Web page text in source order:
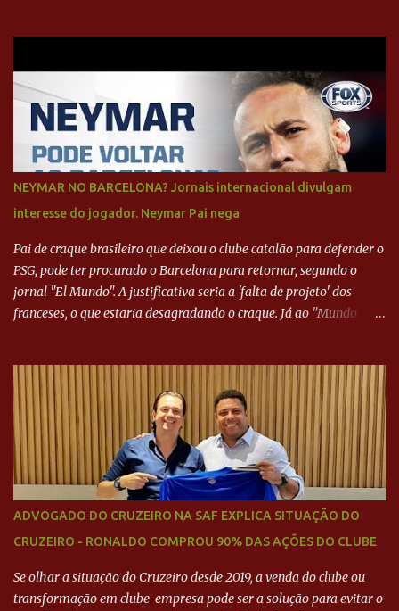
NEYMAR NO BARCELONA? Jornais internacional divulgam
interesse do jogador. Neymar Pai nega
Pai de craque brasileiro que deixou o clube catalão para defender o
PSG, pode ter procurado o Barcelona para retornar, segundo o
jornal "El Mundo". A justificativa seria a 'falta de projeto' dos
franceses, o que estaria desagradando o craque. Já ao "Mundo
Neymar Pai nega
ADVOGADO DO CRUZEIRO NA SAF EXPLICA SITUAÇÃO DO
CRUZEIRO - RONALDO COMPROU 90% DAS AÇÕES DO CLUBE
Se olhar a situação do Cruzeiro desde 2019, a venda do clube ou
transformação em clube-empresa pode ser a solução para evitar o